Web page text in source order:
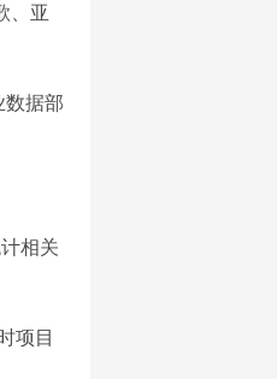
、亚
据部
相关
项目